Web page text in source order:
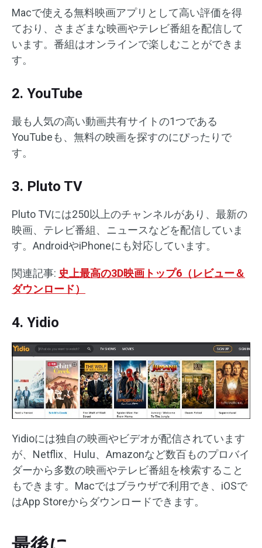
Macで使える無料映画アプリとして高い評価を得
ており、さまざまな映画やテレビ番組を配信して
います。番組はオンラインで楽しむことができま
す。
2. YouTube
最も人気の高い動画共有サイトの1つである
YouTubeも、無料の映画を探すのにぴったりで
す。
3. Pluto TV
Pluto TVには250以上のチャンネルがあり、最新の
映画、テレビ番組、ニュースなどを配信していま
す。AndroidやiPhoneにも対応しています。
関連記事: 史上最高の3D映画トップ6（レビュー＆
ダウンロード）
4. Yidio
Yidioには独自の映画やビデオが配信されています
が、Netflix、Hulu、Amazonなど数百ものプロバイ
ダーから多数の映画やテレビ番組を検索すること
もできます。Macではブラウザで利用でき、iOSで
はApp Storeからダウンロードできます。